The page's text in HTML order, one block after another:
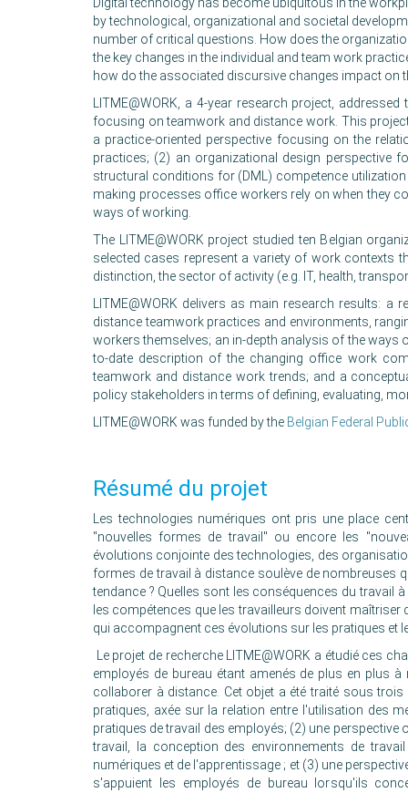
by technological, organizational and societal
number of critical questions. How does the
the key changes in the individual and team work
how do the associated discursive changes impact on
LITME@WORK, a 4-year research project,
focusing on teamwork and distance work. This
a practice-oriented perspective focusing on the
practices; (2) an organizational design perspective
structural conditions for (DML) competence
making processes office workers rely on when they
ways of working.
The LITME@WORK project studied ten Belgian
selected cases represent a variety of work contexts
distinction, the sector of activity (e.g. IT, health,
LITME@WORK delivers as main research results:
distance teamwork practices and environments,
workers themselves; an in-depth analysis of the ways
to-date description of the changing office work
teamwork and distance work trends; and a
policy stakeholders in terms of defining, evaluating,
LITME@WORK was funded by the Belgian Federal
Résumé du projet
Les technologies numériques ont pris une place
"nouvelles formes de travail" ou encore les
évolutions conjointe des technologies, des
formes de travail à distance soulève de nombreuses
tendance ? Quelles sont les conséquences du travail
les compétences que les travailleurs doivent
qui accompagnent ces évolutions sur les pratiques et
Le projet de recherche LITME@WORK a étudié ces
employés de bureau étant amenés de plus en plus
collaborer à distance. Cet objet a été traité sous
pratiques, axée sur la relation entre l'utilisation des
pratiques de travail des employés; (2) une
travail, la conception des environnements de
numériques et de l'apprentissage ; et (3) une
s'appuient les employés de bureau lorsqu'ils